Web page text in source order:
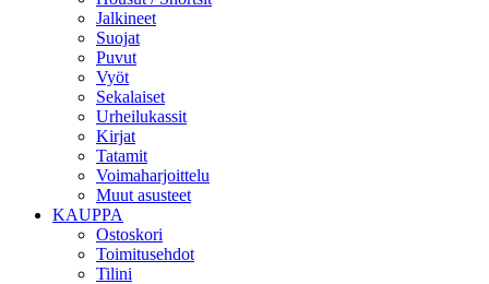
Jalkineet
Suojat
Puvut
Vyöt
Sekalaiset
Urheilukassit
Kirjat
Tatamit
Voimaharjoittelu
Muut asusteet
KAUPPA
Ostoskori
Toimitusehdot
Tilini